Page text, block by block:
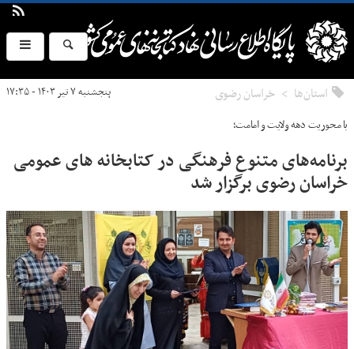
استان‌ها خراسان رضوی پنجشنبه ۷ تیر ۱۴۰۳ - ۱۷:۳۵
با محوریت دهه ولایت و امامت؛
برنامه‌های متنوع فرهنگی در کتابخانه های عمومی
خراسان رضوی برگزار شد